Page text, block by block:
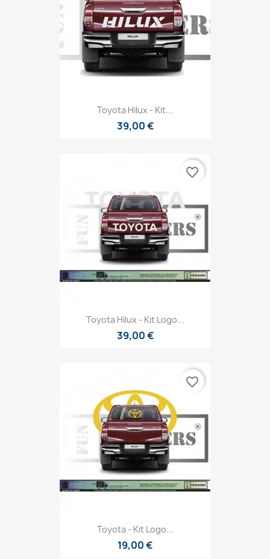
Toyota Hilux - Kit...
39,00 €
Toyota Hilux - Kit Logo...
39,00 €
favorite_border
Toyota - Kit Logo...
19,00 €
favorite_border